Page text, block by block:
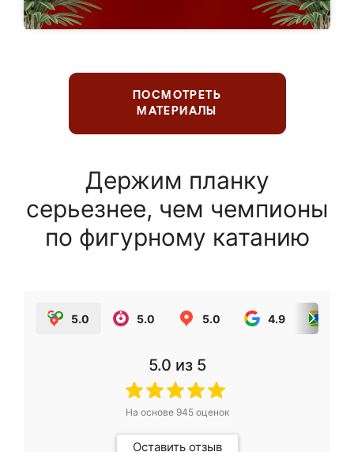
ПОСМОТРЕТЬ
МАТЕРИАЛЫ
Держим планку
серьезнее, чем чемпионы
по фигурному катанию
5.0 5.0 5.0 4.9
5.0 из 5
На основе 945оценок
Оставить отзыв